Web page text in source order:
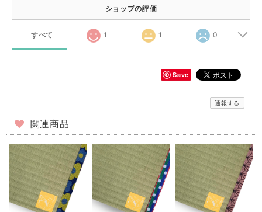
ショップの評価
すべて 1 1 0
Save
通報する
関連商品